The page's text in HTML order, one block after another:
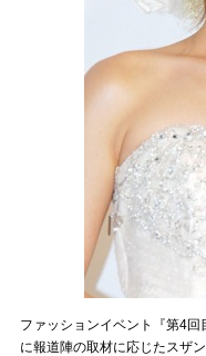
ファッションイベント『第4
に報道陣の取材に応じたスザ